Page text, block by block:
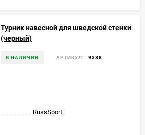
Турник навесной для шведской стенки
(черный)
В НАЛИЧИИ АРТИКУЛ: 9388
RussSport